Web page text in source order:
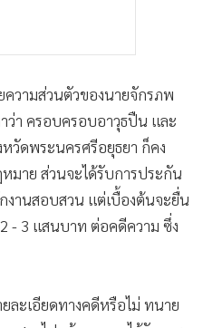
วามส่วนตัวของนายจักรภพ
ว่า ครอบครอบอาวุธปืน และ
วัดพระนครศรีอยุธยา ก็คง
มาย ส่วนจะได้รับการประกัน
านสอบสวน แต่เบื้องต้นจะยื่น
- 3 แสนบาท ต่อคดีความ ซึ่ง
ละเอียดทางคดีหรือไม่ ทนาย